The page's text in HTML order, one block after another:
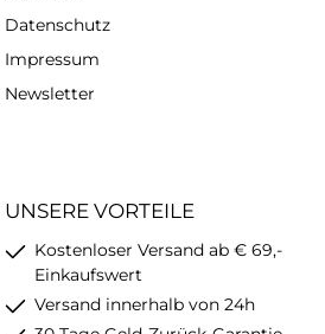
Datenschutz
Impressum
Newsletter
UNSERE VORTEILE
Kostenloser Versand ab € 69,-
Einkaufswert
Versand innerhalb von 24h